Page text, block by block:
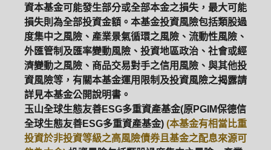
資本基金可能發生部分或全部本金之損失，最大可能
損失則為全部投資金額。本基金投資風險包括類股過
度集中之風險、產業景氣循環之風險、流動性風險、
外匯管制及匯率變動風險、投資地區政治、社會或經
濟變動之風險、商品交易對手之信用風險、與其他投
資風險等，有關本基金運用限制及投資風險之揭露請
詳見本基金公開說明書。
玉山全球生態友善ESG多重資產基金(原PGIM保德信
全球生態友善ESG多重資產基金) (本基金有相當比重
投資於非投資等級之高風險債券且基金之配息來源可